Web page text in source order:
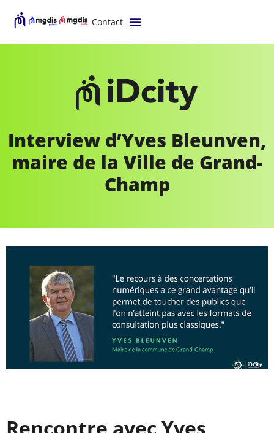
Contact
Interview d’Yves Bleunven,
maire de la Ville de Grand-
Champ